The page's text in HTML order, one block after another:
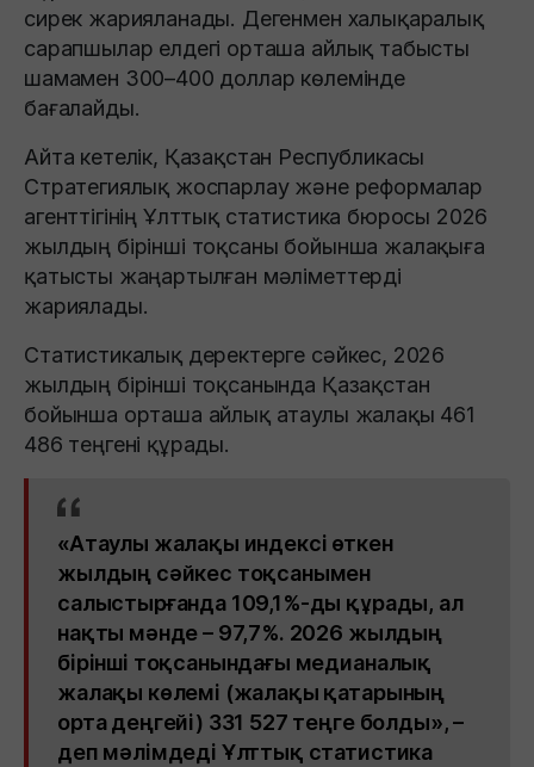
сирек жарияланады. Дегенмен халықаралық
сарапшылар елдегі орташа айлық табысты
шамамен 300–400 доллар көлемінде
бағалайды.
Айта кетелік, Қазақстан Республикасы
Стратегиялық жоспарлау және реформалар
агенттігінің Ұлттық статистика бюросы 2026
жылдың бірінші тоқсаны бойынша жалақыға
қатысты жаңартылған мәліметтерді
жариялады.
Статистикалық деректерге сәйкес, 2026
жылдың бірінші тоқсанында Қазақстан
бойынша орташа айлық атаулы жалақы 461
486 теңгені құрады.
«Атаулы жалақы индексі өткен
жылдың сәйкес тоқсанымен
салыстырғанда 109,1%-ды құрады, ал
нақты мәнде – 97,7%. 2026 жылдың
бірінші тоқсанындағы медианалық
жалақы көлемі (жалақы қатарының
орта деңгейі) 331 527 теңге болды», –
деп мәлімдеді Ұлттық статистика